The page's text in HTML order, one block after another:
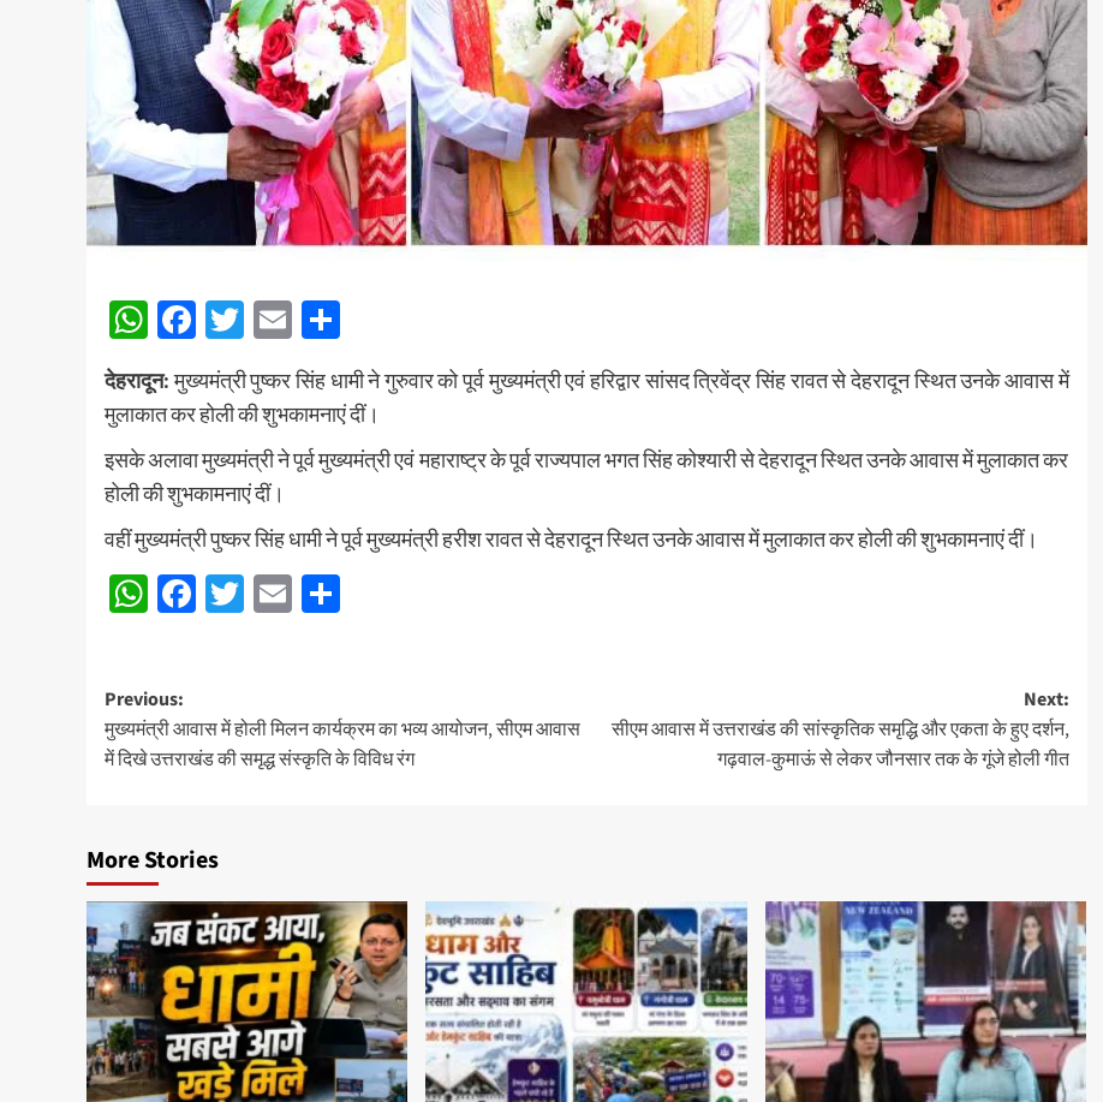
WhatsApp
Facebook
Twitter
Email
देहरादून:मुख्यमंत्री पुष्कर सिंह धामी ने गुरुवार को पूर्व मुख्यमंत्री एवं हरिद्वार सांसद त्रिवेंद्र सिंह रावत से देहरादून स्थित उनके आवास में
मुलाकात कर होली की शुभकामनाएं दीं।
इसके अलावा मुख्यमंत्री ने पूर्व मुख्यमंत्री एवं महाराष्ट्र के पूर्व राज्यपाल भगत सिंह कोश्यारी से देहरादून स्थित उनके आवास में मुलाकात कर
होली की शुभकामनाएं दीं।
वहीं मुख्यमंत्री पुष्कर सिंह धामी ने पूर्व मुख्यमंत्री हरीश रावत से देहरादून स्थित उनके आवास में मुलाकात कर होली की शुभकामनाएं दीं।
WhatsApp
Facebook
Twitter
Email
Post
navigation
Previous:
मुख्यमंत्री आवास में होली मिलन कार्यक्रम का भव्य आयोजन, सीएम आवास
में दिखे उत्तराखंड की समृद्ध संस्कृति के विविध रंग
Next:
सीएम आवास में उत्तराखंड की सांस्कृतिक समृद्धि और एकता के हुए दर्शन,
गढ़वाल-कुमाऊं से लेकर जौनसार तक के गूंजे होली गीत
More Stories